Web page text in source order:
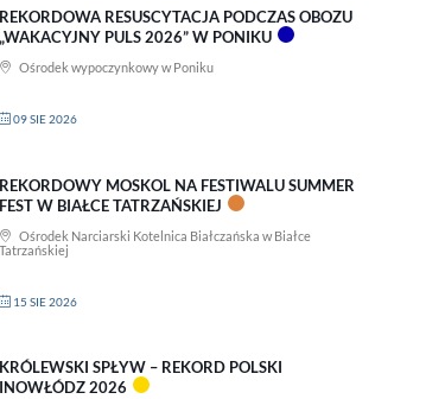
REKORDOWA RESUSCYTACJA PODCZAS OBOZU
„WAKACYJNY PULS 2026” W PONIKU
Ośrodek wypoczynkowy w Poniku
09 SIE 2026
REKORDOWY MOSKOL NA FESTIWALU SUMMER
FEST W BIAŁCE TATRZAŃSKIEJ
Ośrodek Narciarski Kotelnica Białczańska w Białce
Tatrzańskiej
15 SIE 2026
KRÓLEWSKI SPŁYW – REKORD POLSKI
INOWŁÓDZ 2026